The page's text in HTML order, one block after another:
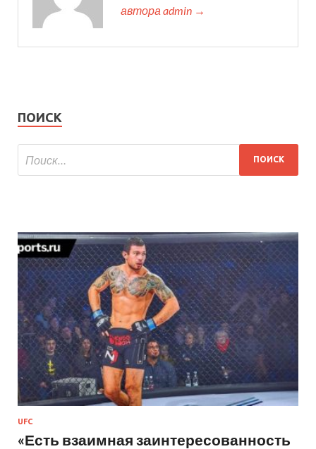
автора admin →
ПОИСК
UFC
«Есть взаимная заинтересованность